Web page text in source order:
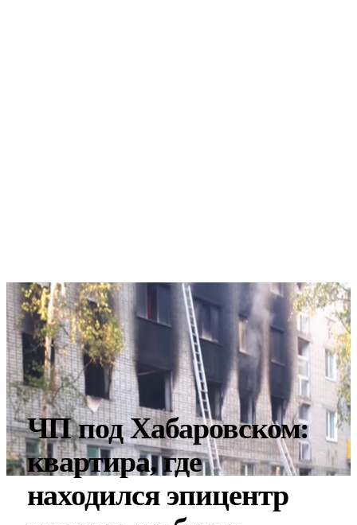
ЧП под Хабаровском:
квартира, где
находился эпицентр